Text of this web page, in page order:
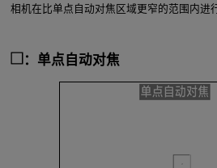
相机在比单点自动对焦区域更窄的范围内进
：单点自动对焦